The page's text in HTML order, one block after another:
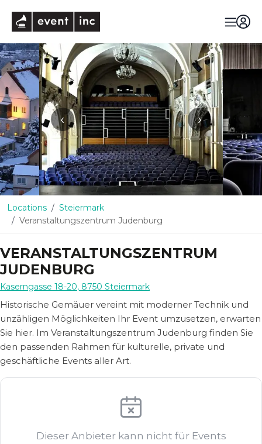
‹ ›
Locations
Steiermark
Veranstaltungszentrum Judenburg
VERANSTALTUNGSZENTRUM
JUDENBURG
Kaserngasse 18-20, 8750 Steiermark
Historische Gemäuer vereint mit moderner Technik und
unzähligen Möglichkeiten Ihr Event umzusetzen, erwarten
Sie hier. Im Veranstaltungszentrum Judenburg finden Sie
den passenden Rahmen für kulturelle, private und
geschäftliche Events aller Art.
Dieser Anbieter kann nicht für Events